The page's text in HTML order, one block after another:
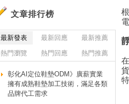
文章排行榜
最新發表 最新回應
最新推薦
熱門瀏覽
熱門回應 熱門推薦
彰化AI定位鞋墊ODM》廣薪實業
擁有成熟鞋墊加工技術，滿足各類
品牌代工需求